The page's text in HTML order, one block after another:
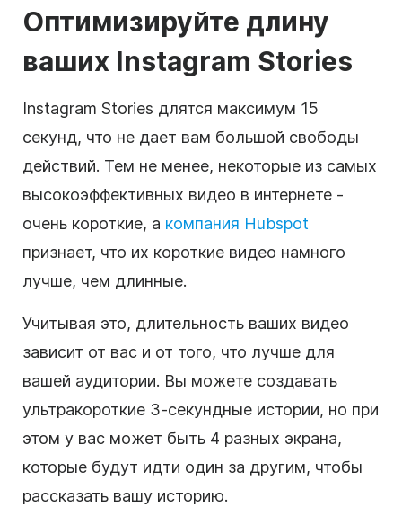
Оптимизируйте длину
ваших Instagram Stories
Instagram Stories длятся максимум 15
секунд, что не дает вам большой свободы
действий. Тем не менее, некоторые из самых
высокоэффективных видео в интернете -
очень короткие, а компания Hubspot
признает, что их короткие видео намного
лучше, чем длинные.
Учитывая это, длительность ваших видео
зависит от вас и от того, что лучше для
вашей аудитории. Вы можете создавать
ультракороткие 3-секундные истории, но при
этом у вас может быть 4 разных экрана,
которые будут идти один за другим, чтобы
рассказать вашу историю.